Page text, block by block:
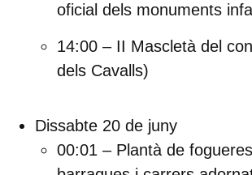
oficial dels monuments
14:00 – II Mascletà del
dels Cavalls)
Dissabte 20 de juny
00:01 – Plantà de